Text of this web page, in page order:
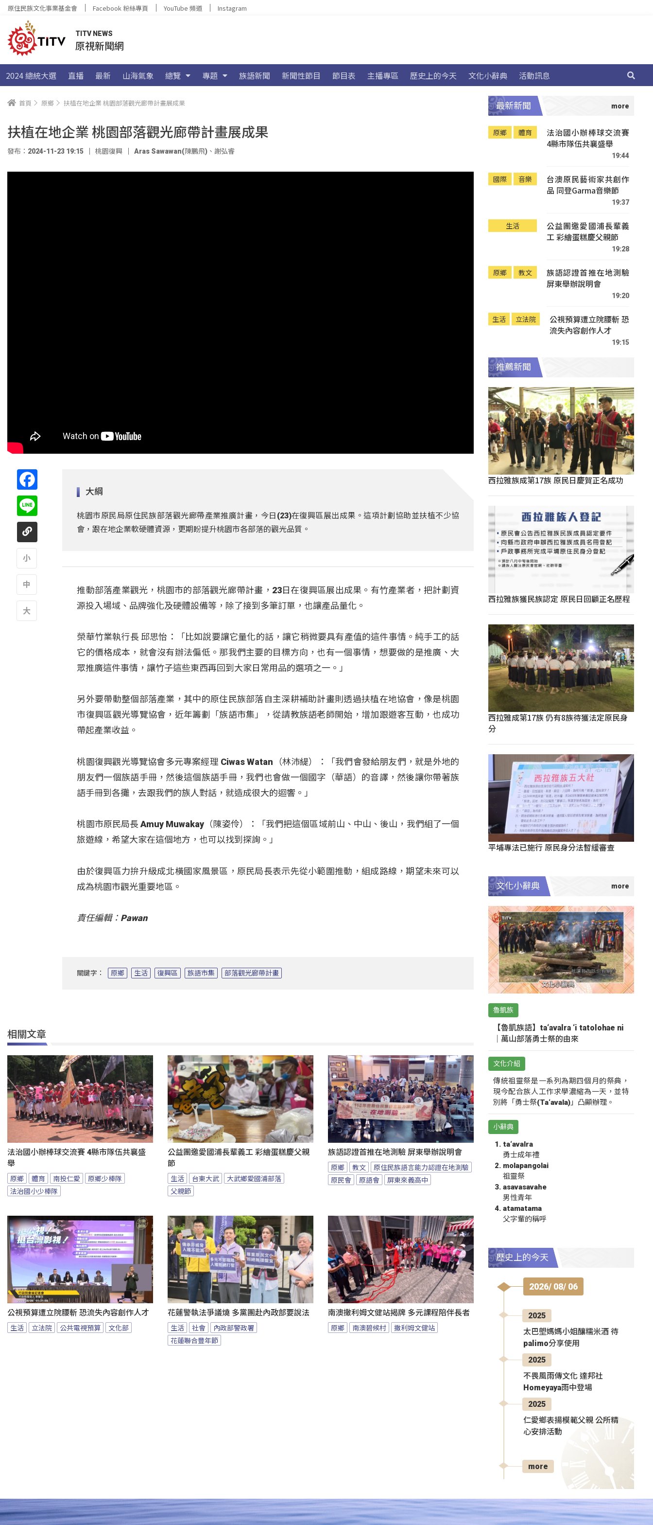
原住民族文化事業基金會 Facebook 粉絲專頁 YouTube 頻道 Instagram
TITV NEWS
原視新聞網
2024 總統大選 直播 最新 山海氣象 總覽 專題 族語新聞 新聞性節目 節目表 主播專區 歷史上的今天 文化小辭典 活動訊息
首頁 原鄉 扶植在地企業 桃園部落觀光廊帶計畫展成果
扶植在地企業 桃園部落觀光廊帶計畫展成果
發布：2024-11-23 19:15 桃園復興 Aras Sawawan(陳鵬飛) 、 謝弘睿
大綱
桃園市原民局原住民族部落觀光廊帶產業推廣計畫，今日(23)在復興區展出成果。這項計劃協助並扶植不少協
會，跟在地企業軟硬體資源，更期盼提升桃園市各部落的觀光品質。
推動部落產業觀光，桃園市的部落觀光廊帶計畫，23日在復興區展出成果。有竹產業者，把計劃資
源投入場域、品牌強化及硬體設備等，除了接到多筆訂單，也讓產品量化。
榮華竹業執行長 邱思怡：「比如說要讓它量化的話，讓它稍微要具有產值的這件事情。純手工的話
它的價格成本，就會沒有辦法偏低。那我們主要的目標方向，也有一個事情，想要做的是推廣、大
眾推廣這件事情，讓竹子這些東西再回到大家日常用品的選項之一。」
另外要帶動整個部落產業，其中的原住民族部落自主深耕補助計畫則透過扶植在地協會，像是桃園
市復興區觀光導覽協會，近年籌劃「族語市集」，從請教族語老師開始，增加跟遊客互動，也成功
帶起產業收益。
桃園復興觀光導覽協會多元專案經理 Ciwas Watan（林沛緹）：「我們會發給朋友們，就是外地的
朋友們一個族語手冊，然後這個族語手冊，我們也會做一個國字（華語）的音譯，然後讓你帶著族
語手冊到各攤，去跟我們的族人對話，就造成很大的迴響。」
桃園市原民局長 Amuy Muwakay（陳姿伶）：「我們把這個區域前山、中山、後山，我們組了一個
旅遊線，希望大家在這個地方，也可以找到探詢。」
由於復興區力拚升級成北橫國家風景區，原民局長表示先從小範圍推動，組成路線，期望未來可以
成為桃園市觀光重要地區。
責任編輯：Pawan
關鍵字： 原鄉 生活 復興區 族語市集 部落觀光廊帶計畫
相關文章
法治國小辦棒球交流賽 4縣市隊伍共襄盛
舉
原鄉 體育 南投仁愛
原鄉少棒隊
法治國小少棒隊
公益團邀愛國浦長輩義工 彩繪蛋糕慶父親
節
生活 台東大武
大武鄉愛國浦部落
父親節
族語認證首推在地測驗 屏東舉辦說明會
原鄉 教文
原住民族語言能力認證在地測驗
原民會
原語會 屏東來義高中
公視預算遭立院腰斬 恐流失內容創作人才
生活 立法院 公共電視預算 文化部
花蓮警執法爭議燒 多黨團赴內政部要說法
生活 社會
內政部警政署
花蓮聯合豐年節
南澳撒利姆文健站揭牌 多元課程陪伴長者
原鄉 南澳碧候村 撒利姆文健站
最新新聞
原鄉 體育
法治國小辦棒球交流賽
4縣市隊伍共襄盛舉
19:44
國際 音樂
台澳原民藝術家共創作
品 同登Garma音樂節
19:37
生活
公益團邀愛國浦長輩義
工 彩繪蛋糕慶父親節
19:28
原鄉 教文
族語認證首推在地測驗
屏東舉辦說明會
19:20
生活 立法院
公視預算遭立院腰斬 恐
流失內容創作人才
19:15
推薦新聞
西拉雅族成第17族 原民日慶賀正名成功
西拉雅族獲民族認定 原民日回顧正名歷程
西拉雅成第17族 仍有8族待獲法定原民身
分
平埔專法已施行 原民身分法暫緩審查
文化小辭典
魯凱族
【魯凱族語】ta‘avalra ‘i tatolohae ni
｜萬山部落勇士祭的由來
文化介紹
傳統祖靈祭是一系列為期四個月的祭典，
現今配合族人工作求學濃縮為一天，並特
別將「勇士祭(Ta‘avala)」凸顯辦理。
小辭典
ta‘avalra
勇士成年禮
molapangolai
祖靈祭
asavasavahe
男性青年
atamatama
父字輩的稱呼
歷史上的今天
2026/ 08/ 06
2025
太巴塱媽媽小姐釀糯米酒 待
palimo分享使用
2025
不畏風雨傳文化 達邦社
Homeyaya雨中登場
2025
仁愛鄉表揚模範父親 公所精
心安排活動
more